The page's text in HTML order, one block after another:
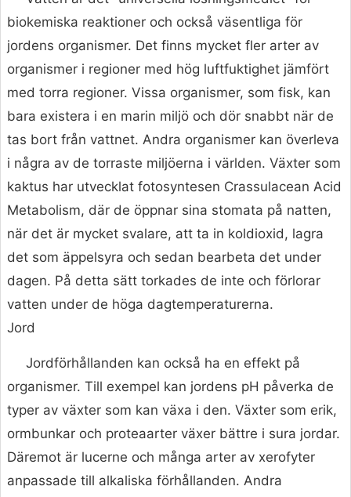
biokemiska reaktioner och också väsentliga för
jordens organismer. Det finns mycket fler arter av
organismer i regioner med hög luftfuktighet jämfört
med torra regioner. Vissa organismer, som fisk, kan
bara existera i en marin miljö och dör snabbt när de
tas bort från vattnet. Andra organismer kan överleva
i några av de torraste miljöerna i världen. Växter som
kaktus har utvecklat fotosyntesen Crassulacean Acid
Metabolism, där de öppnar sina stomata på natten,
när det är mycket svalare, att ta in koldioxid, lagra
det som äppelsyra och sedan bearbeta det under
dagen. På detta sätt torkades de inte och förlorar
vatten under de höga dagtemperaturerna.
Jord
Jordförhållanden kan också ha en effekt på
organismer. Till exempel kan jordens pH påverka de
typer av växter som kan växa i den. Växter som erik,
ormbunkar och proteaarter växer bättre i sura jordar.
Däremot är lucerne och många arter av xerofyter
anpassade till alkaliska förhållanden. Andra